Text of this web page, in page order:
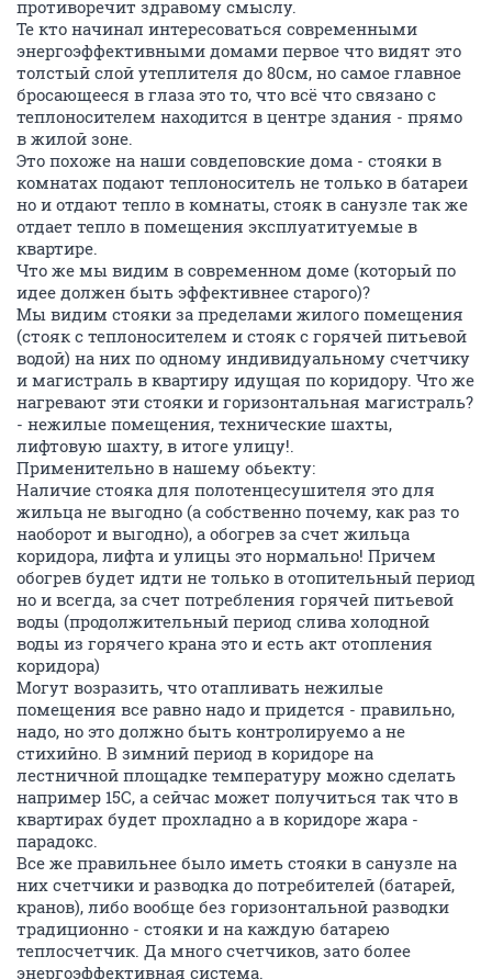
противоречит здравому смыслу.
Те кто начинал интересоваться современными
энергоэффективными домами первое что видят это
толстый слой утеплителя до 80см, но самое главное
бросающееся в глаза это то, что всё что связано с
теплоносителем находится в центре здания - прямо
в жилой зоне.
Это похоже на наши совдеповские дома - стояки в
комнатах подают теплоноситель не только в батареи
но и отдают тепло в комнаты, стояк в санузле так же
отдает тепло в помещения эксплуатитуемые в
квартире.
Что же мы видим в современном доме (который по
идее должен быть эффективнее старого)?
Мы видим стояки за пределами жилого помещения
(стояк с теплоносителем и стояк с горячей питьевой
водой) на них по одному индивидуальному счетчику
и магистраль в квартиру идущая по коридору. Что же
нагревают эти стояки и горизонтальная магистраль?
- нежилые помещения, технические шахты,
лифтовую шахту, в итоге улицу!.
Применительно в нашему обьекту:
Наличие стояка для полотенцесушителя это для
жильца не выгодно (а собственно почему, как раз то
наоборот и выгодно), а обогрев за счет жильца
коридора, лифта и улицы это нормально! Причем
обогрев будет идти не только в отопительный период
но и всегда, за счет потребления горячей питьевой
воды (продолжительный период слива холодной
воды из горячего крана это и есть акт отопления
коридора)
Могут возразить, что отапливать нежилые
помещения все равно надо и придется - правильно,
надо, но это должно быть контролируемо а не
стихийно. В зимний период в коридоре на
лестничной площадке температуру можно сделать
например 15С, а сейчас может получиться так что в
квартирах будет прохладно а в коридоре жара -
парадокс.
Все же правильнее было иметь стояки в санузле на
них счетчики и разводка до потребителей (батарей,
кранов), либо вообще без горизонтальной разводки
традиционно - стояки и на каждую батарею
теплосчетчик. Да много счетчиков, зато более
энергоэффективная система.